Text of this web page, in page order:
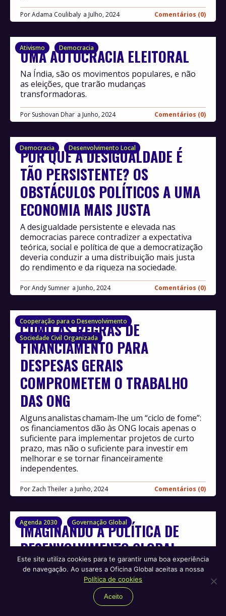
PorAdama Coulibaly Julho, 2024 Comentários (0)
Ativismo Democracia
UMA AUTOCRACIA ELEITORAL
Por Sushovan Dhar Junho, 2024 Comentários (0)
Na Índia, são os movimentos populares, e não
as eleições, que trarão mudanças
transformadoras.
Democracia Desenvolvimento Local
POR QUE A DESIGUALDADE É
TÃO PERSISTENTE? OS
OBSTÁCULOS POLÍTICOS A UMA
ECONOMIA MAIS JUSTA
PorAndy Sumner Junho, 2024 Comentários (0)
A desigualdade persistente e elevada nas
democracias parece contradizer a expectativa
teórica, social e política de que a democratização
deveria conduzir a uma distribuição mais justa
do rendimento e da riqueza na sociedade.
Cooperação para o Desenvolvimento
Sociedade Civil Organizada
COMO AS REGRAS DE
FINANCIAMENTO PARA
DESPESAS GERAIS
COMPROMETEM O TRABALHO
DAS ONG
Por Zach Theiler Junho, 2024 Comentários (0)
Alguns analistas chamam-lhe um “ciclo de fome”:
os financiamentos dão às ONG locais apenas o
suficiente para implementar projetos de curto
prazo, mas não o suficiente para investir em
melhorar e se tornar financeiramente
independentes.
Agenda 2030 Governação Global
IMAGINANDO A POLÍTICA DE
DESENVOLVIMENTO GLOBAL
APÓS 2030
A UE tem sido particularmente importante na
defesa da Agenda 2030 e na manutenção dos
ODS na agenda da política de desenvolvimento
Este site utiliza cookies para te garantir uma boa experiência
de navegação. Ao usares a Oficina Global aceitas a nossa
Política de cookies
Aceito